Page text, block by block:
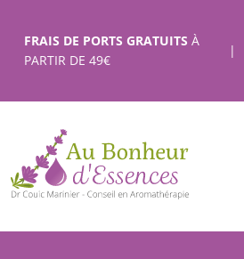
contenu
FRAIS DE PORTS GRATUITS À
PARTIR DE 49€
|